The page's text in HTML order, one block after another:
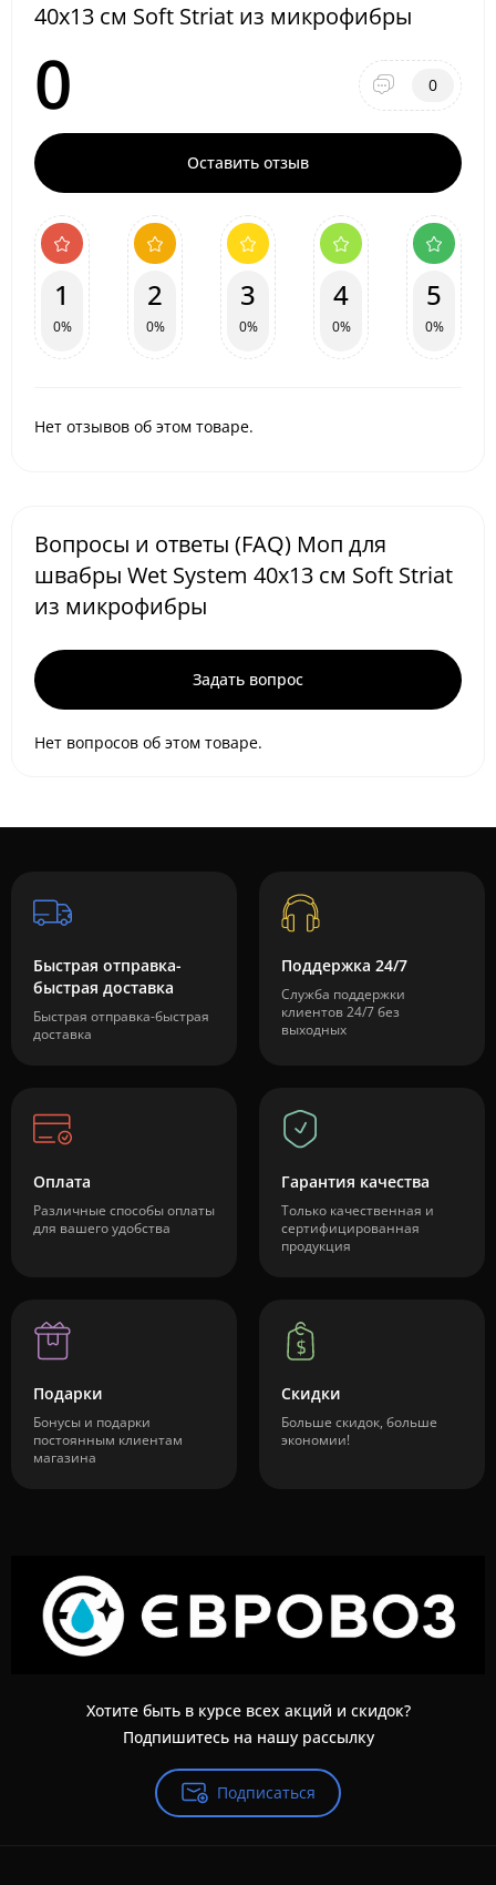
40x13 см Soft Striat из микрофибры
0 0
Оставить отзыв
1
0%
2
0%
3
0%
4
0%
5
0%
Нет отзывов об этом товаре.
Вопросы и ответы (FAQ) Моп для
швабры Wet System 40x13 см Soft Striat
из микрофибры
Задать вопрос
Нет вопросов об этом товаре.
Быстрая отправка-
быстрая доставка
Быстрая отправка-быстрая
доставка
Поддержка 24/7
Служба поддержки
клиентов 24/7 без
выходных
Оплата
Различные способы оплаты
для вашего удобства
Гарантия качества
Только качественная и
сертифицированная
продукция
Подарки
Бонусы и подарки
постоянным клиентам
магазина
Скидки
Больше скидок, больше
экономии!
Хотите быть в курсе всех акций и скидок?
Подпишитесь на нашу рассылку
Подписаться